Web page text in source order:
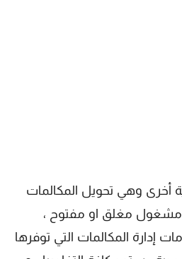
أخرى وهي تحويل المكالمات
مشغول مغلق او مفتوح ،
إدارة المكالمات التي توفرها